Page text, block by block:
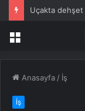
Menü
Anasayfa / İş
İş